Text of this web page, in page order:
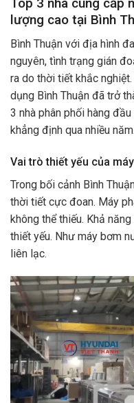
Top 3 nhà cung cấp
lượng cao tại Bình
Bình Thuận với địa hình
nguyên, tình trạng gián
ra do thời tiết khắc
dụng Bình Thuận đã trở
3 nhà phân phối hàng
khẳng định qua nhiều năm.
Vai trò thiết yếu của
Trong bối cảnh Bình
thời tiết cực đoan. Máy
không thể thiếu. Khả
thiết yếu. Như máy bơm
liên lạc.